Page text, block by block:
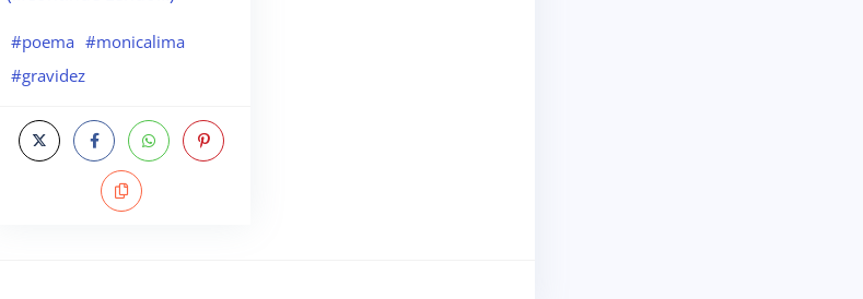
#poema #monicalima
#gravidez